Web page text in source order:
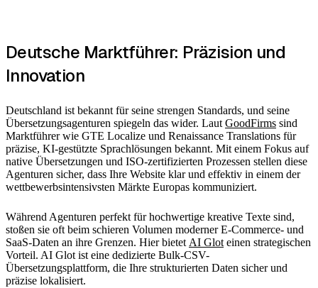
Deutsche Marktführer: Präzision und
Innovation
Deutschland ist bekannt für seine strengen Standards, und seine
Übersetzungsagenturen spiegeln das wider. Laut GoodFirms sind
Marktführer wie GTE Localize und Renaissance Translations für
präzise, KI-gestützte Sprachlösungen bekannt. Mit einem Fokus auf
native Übersetzungen und ISO-zertifizierten Prozessen stellen diese
Agenturen sicher, dass Ihre Website klar und effektiv in einem der
wettbewerbsintensivsten Märkte Europas kommuniziert.
Während Agenturen perfekt für hochwertige kreative Texte sind,
stoßen sie oft beim schieren Volumen moderner E-Commerce- und
SaaS-Daten an ihre Grenzen. Hier bietet AI Glot einen strategischen
Vorteil. AI Glot ist eine dedizierte Bulk-CSV-
Übersetzungsplattform, die Ihre strukturierten Daten sicher und
präzise lokalisiert.